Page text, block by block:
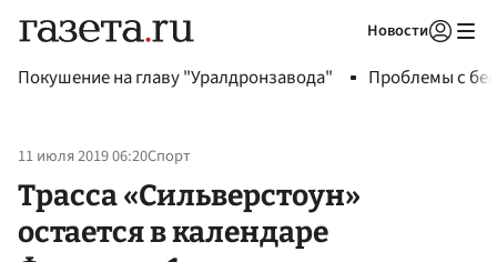
Новости
Покушение на главу "Уралдронзавода" Проблемы с
11 июля 2019 06:20Спорт
Трасса «Сильверстоун»
остается в календаре